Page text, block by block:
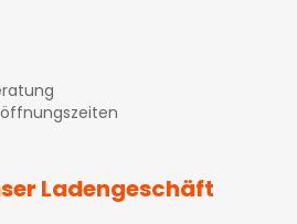
Ladengeschäft